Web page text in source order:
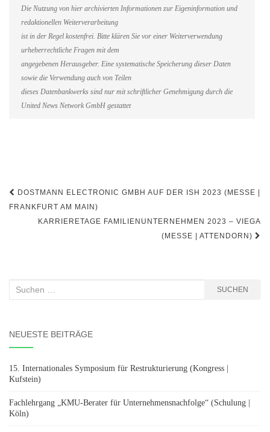
Die Nutzung von hier archivierten Informationen zur Eigeninformation und
redaktionellen Weiterverarbeitung
ist in der Regel kostenfrei. Bitte klären Sie vor einer Weiterverwendung
urheberrechtliche Fragen mit dem
angegebenen Herausgeber. Eine systematische Speicherung dieser Daten
sowie die Verwendung auch von Teilen
dieses Datenbankwerks sind nur mit schriftlicher Genehmigung durch die
United News Network GmbH gestattet
Beitragsnavigation
DOSTMANN ELECTRONIC GMBH AUF DER ISH 2023 (MESSE |
FRANKFURT AM MAIN)
KARRIERETAGE FAMILIENUNTERNEHMEN 2023 – VIEGA
(MESSE | ATTENDORN)
Suchen
SUCHEN
NEUESTE BEITRÄGE
15. Internationales Symposium für Restrukturierung (Kongress |
Kufstein)
Fachlehrgang „KMU-Berater für Unternehmensnachfolge“ (Schulung |
Köln)